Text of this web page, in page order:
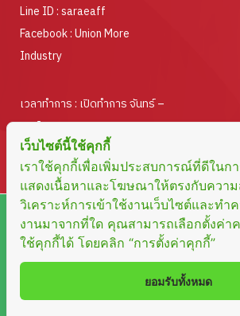
Line ID :saraeaff
Facebook :Union More
Industry
เวลาทำการ : เปิดทำการ จันทร์ –
ศุกร์
ตั้งแต่เวลา 08.30 – 17.00 น.
Copyright © 2023 UNION MORE INDUSTRY
PARTNERSHIP. All rights reserved Design by
เว็บไซต์นี้ใช้คุกกี้
เราใช้คุกกี้เพื่อเพิ่มประสบการณ์ที่ดีในก
แสดงเนื้อหาและโฆษณาให้ตรงกับความ
วิเคราะห์การเข้าใช้งานเว็บไซต์และทำ
งานมาจากที่ใด คุณสามารถเลือกตั้งค่า
ใช้คุกกี้ได้ โดยคลิก “การตั้งค่าคุกกี้”
ยอมรับทั้งหมด